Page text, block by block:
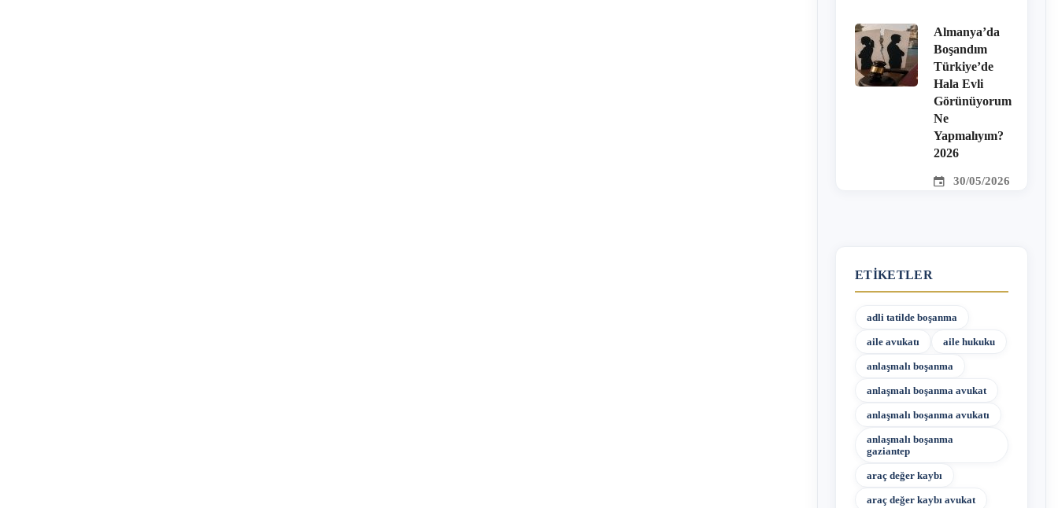
Almanya’da
Boşandım
Türkiye’de
Hala Evli
Görünüyorum
Ne
Yapmalıyım?
2026
30/05/2026
ETIKETLER
adli tatilde boşanma
aile avukatı aile hukuku
anlaşmalı boşanma
anlaşmalı boşanma avukat
anlaşmalı boşanma avukatı
anlaşmalı boşanma
gaziantep
araç değer kaybı
araç değer kaybı avukat